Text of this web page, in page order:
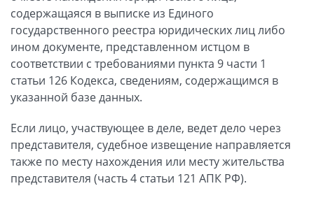
содержащаяся в выписке из Единого
государственного реестра юридических лиц либо
ином документе, представленном истцом в
соответствии с требованиями пункта 9 части 1
статьи 126 Кодекса, сведениям, содержащимся в
указанной базе данных.
Если лицо, участвующее в деле, ведет дело через
представителя, судебное извещение направляется
также по месту нахождения или месту жительства
представителя (часть 4 статьи 121 АПК РФ).